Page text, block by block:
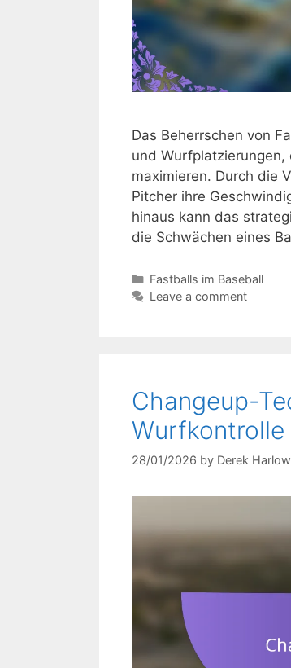
Das Beherrschen von
und
maximieren. Durch die
Pitcher ihre
hinaus kann das
die Schwächen eines
Categories
Fastballs im Baseball
Leave a comment
Changeup-
Wurfkontrolle
28/01/2026 by Derek Harlow